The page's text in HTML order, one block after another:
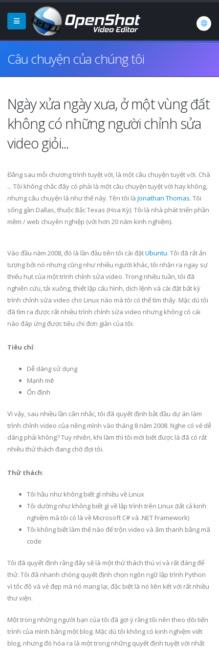
Câu chuyện của chúng tôi
Ngày xửa ngày xưa, ở một vùng đất
không có những người chỉnh sửa
video giỏi...
Đằng sau mỗi chương trình tuyệt vời, là một câu chuyện tuyệt vời. Chà
... Tôi không chắc đây có phải là một câu chuyện tuyệt vời hay không,
nhưng câu chuyện là như thế này. Tên tôi là Jonathan Thomas. Tôi
sống gần Dallas, thuộc Bắc Texas (Hoa Kỳ). Tôi là nhà phát triển phần
mềm / web chuyên nghiệp (với hơn 20 năm kinh nghiệm).
Vào đầu năm 2008, đó là lần đầu tiên tôi cài đặtUbuntu. Tôi đã rất ấn
tượng bởi nó nhưng cũng như nhiều người khác, tôi nhận ra ngay sự
thiếu hụt của một trình chỉnh sửa video. Trong nhiều tuần, tôi đã
nghiên cứu, tải xuống, thiết lập cấu hình, dịch lệnh và cài đặt bất kỳ
trình chỉnh sửa video cho Linux nào mà tôi có thể tìm thấy. Mặc dù tôi
đã tìm ra được rất nhiều trình chỉnh sửa video nhưng không có cái
nào đáp ứng được tiêu chí đơn giản của tôi:
Tiêu chí:
Dễ dàng sử dụng
Mạnh mẽ
Ổn định
Vì vậy, sau nhiều lần cân nhắc, tôi đã quyết định bắt đầu dự án làm
trình chỉnh video của riêng mình vào tháng 8 năm 2008. Nghe có vẻ dễ
dàng phải không? Tuy nhiên, khi làm thì tôi mới biết được là đã có rất
nhiều thử thách đang chờ đợi tôi.
Thử thách:
Tôi hầu như không biết gì nhiều về Linux
Tôi dường như không biết gì về lập trình trên Linux (tất cả kinh
nghiệm mà tôi có là về Microsoft C# và .NET Framework)
Tôi không biết làm thế nào để trộn video và âm thanh bằng mã
code
Tôi đã quyết định rằng đây sẽ là một thử thách thú vị và rất đáng để
thử. Tôi đã nhanh chóng quyết định chọn ngôn ngữ lập trình Python
vì tốc độ và vẻ đẹp mà nó mang lại, đặc biệt là nó liên kết với rất nhiều
thư viện.
Một trong những người bạn của tôi đã gợi ý rằng tôi nên theo dõi tiến
trình của mình bằng một blog. Mặc dù tôi không có kinh nghiệm viết
blog, nhưng đó hóa ra là một trong những quyết định tuyệt vời nhất